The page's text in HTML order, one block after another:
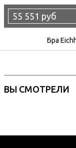
55 551 руб
Бра
ВЫ СМОТРЕЛИ